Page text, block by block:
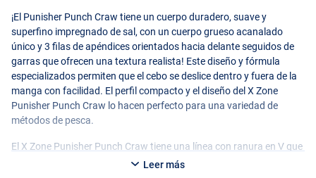
¡El Punisher Punch Craw tiene un cuerpo duradero, suave y
superfino impregnado de sal, con un cuerpo grueso acanalado
único y 3 filas de apéndices orientados hacia delante seguidos de
garras que ofrecen una textura realista! Este diseño y fórmula
especializados permiten que el cebo se deslice dentro y fuera de la
manga con facilidad. El perfil compacto y el diseño del X Zone
Punisher Punch Craw lo hacen perfecto para una variedad de
métodos de pesca.
El X Zone Punisher Punch Craw tiene una línea con ranura en V que
atraviesa el centro de la parte inferior del cuerpo para ayudarte a
Leer más